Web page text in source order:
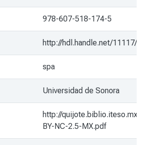
978-607-518-174-5
http://hdl.handle.net/11117/
spa
Universidad de Sonora
http://quijote.biblio.iteso.mx/
BY-NC-2.5-MX.pdf